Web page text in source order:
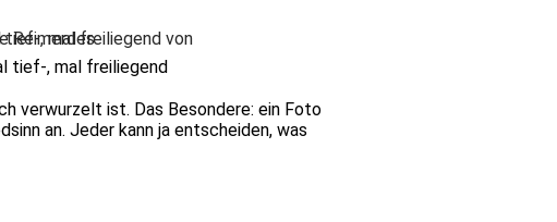
tief-, mal freiliegend
verwurzelt ist. Das Besondere: ein Foto
an. Jeder kann ja entscheiden, was